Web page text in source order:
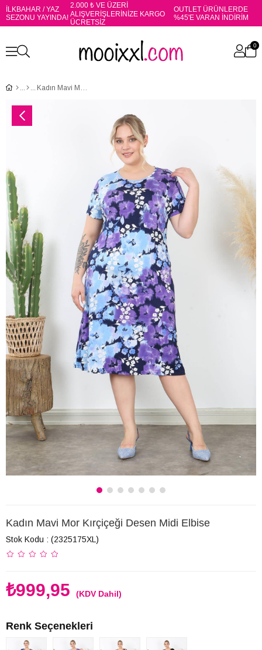
İLKBAHAR / YAZ
SEZONU YAYINDA!
2.000 ₺ VE ÜZERİ
ALIŞVERİŞLERİNİZE KARGO
ÜCRETSİZ
OUTLET ÜRÜNLERDE
%45'E VARAN İNDİRİM
0
Kadın Mavi Mor Kırçiçeği Desen Midi Elbise
Kadın Mavi Mor Kırçiçeği Desen Midi Elbise
Stok Kodu (2325175XL)
₺999,95 (KDV Dahil)
Renk Seçenekleri